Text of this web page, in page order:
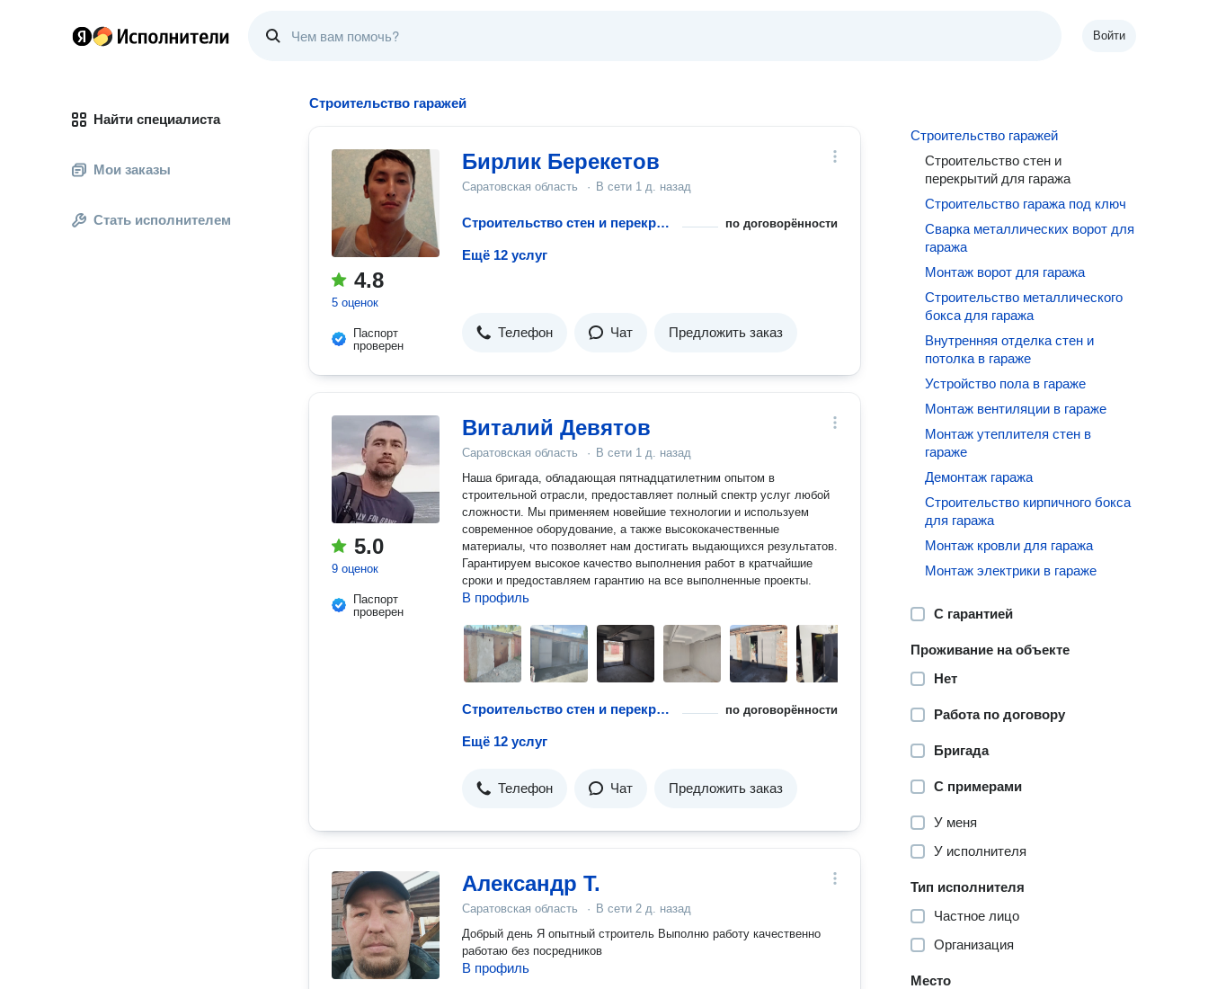
Войти
Найти специалиста
Мои заказы
Стать исполнителем
Строительство гаражей
4.8
5 оценок
Паспорт
проверен
Бирлик Берекетов
Саратовская область · В сети 1 д. назад
Строительство стен и перекрытий для гаража по договорённости
Ещё 12 услуг
Телефон Чат Предложить заказ
5.0
9 оценок
Паспорт
проверен
Виталий Девятов
Саратовская область · В сети 1 д. назад
Наша бригада, обладающая пятнадцатилетним опытом в
строительной отрасли, предоставляет полный спектр услуг любой
сложности. Мы применяем новейшие технологии и используем
современное оборудование, а также высококачественные
материалы, что позволяет нам достигать выдающихся результатов.
Гарантируем высокое качество выполнения работ в кратчайшие
сроки и предоставляем гарантию на все выполненные проекты.
В профиль
Строительство стен и перекрытий для гаража по договорённости
Ещё 12 услуг
Телефон Чат Предложить заказ
Александр Т.
Саратовская область · В сети 2 д. назад
Добрый день Я опытный строитель Выполню работу качественно
работаю без посредников
В профиль
Строительство гаражей
Строительство стен и
перекрытий для гаража
Строительство гаража под ключ
Сварка металлических ворот для
гаража
Монтаж ворот для гаража
Строительство металлического
бокса для гаража
Внутренняя отделка стен и
потолка в гараже
Устройство пола в гараже
Монтаж вентиляции в гараже
Монтаж утеплителя стен в
гараже
Демонтаж гаража
Строительство кирпичного бокса
для гаража
Монтаж кровли для гаража
Монтаж электрики в гараже
С гарантией
Проживание на объекте
Нет
Работа по договору
Бригада
С примерами
У меня
У исполнителя
Тип исполнителя
Частное лицо
Организация
Место